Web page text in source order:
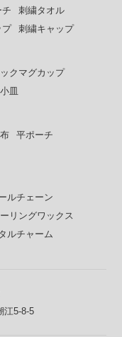
刺繍タオル
プ 刺繍キャップ
クマグカップ
皿
平ポーチ
ルチェーン
リングワックス
ルチャーム
江5-8-5